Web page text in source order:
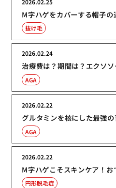
M字ハゲをカバーする帽子の
抜け毛
治療費は？期間は？エクソ
2026.02.24
AGA
グルタミンを核にした最強
2026.02.22
AGA
M字ハゲこそスキンケア！
2026.02.22
円形脱毛症